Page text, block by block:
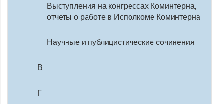
Выступления на конгрессах Коминтерна,
отчеты о работе в Исполкоме Коминтерна
Научные и публицистические сочинения
В
Г